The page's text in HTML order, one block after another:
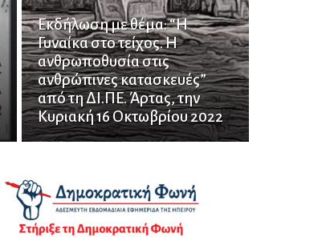
Εκδήλωση με θέμα: “Η
Γυναίκα στο τείχος. Η
ανθρωποθυσία στις
ανθρώπινες κατασκευές”
από τη ΔΙ.ΠΕ. Άρτας, την
Κυριακή 16 Οκτωβρίου 2022